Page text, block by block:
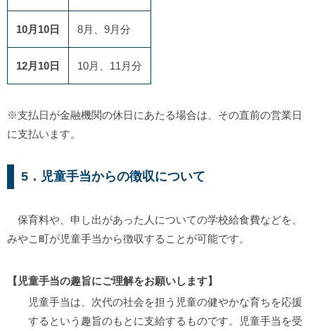
10月10日 8月、9月分
12月10日 10月、11月分
※支払日が金融機関の休日にあたる場合は、その直前の営業日
に支払います。
5．児童手当からの徴収について
保育料や、申し出があった人についての学校給食費などを、
みやこ町が児童手当から徴収することが可能です。
【児童手当の趣旨にご理解をお願いします】
児童手当は、次代の社会を担う児童の健やかな育ちを応援
するという趣旨のもとに支給するものです。児童手当を受